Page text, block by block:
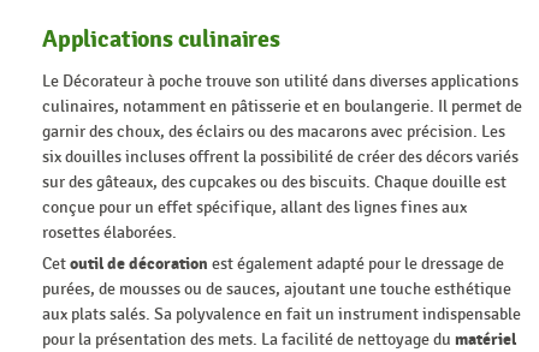
Applications culinaires
Le Décorateur à poche trouve son utilité dans diverses applications
culinaires, notamment en pâtisserie et en boulangerie. Il permet de
garnir des choux, des éclairs ou des macarons avec précision. Les
six douilles incluses offrent la possibilité de créer des décors variés
sur des gâteaux, des cupcakes ou des biscuits. Chaque douille est
conçue pour un effet spécifique, allant des lignes fines aux
rosettes élaborées.
Cetoutil de décoration est également adapté pour le dressage de
purées, de mousses ou de sauces, ajoutant une touche esthétique
aux plats salés. Sa polyvalence en fait un instrument indispensable
pour la présentation des mets. La facilité de nettoyage du matériel